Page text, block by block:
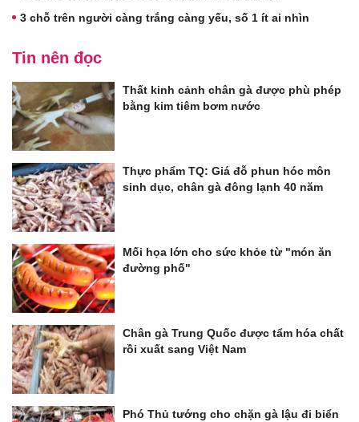
3 chỗ trên người càng trắng càng yếu, số 1 ít ai nhìn
Tin nên đọc
Thất kinh cảnh chân gà được phù phép
bằng kim tiêm bơm nước
Thực phẩm TQ: Giá đỗ phun hóc môn
sinh dục, chân gà đông lạnh 40 năm
Mối họa lớn cho sức khỏe từ "món ăn
đường phố"
Chân gà Trung Quốc được tẩm hóa chất
rồi xuất sang Việt Nam
Phó Thủ tướng cho chặn gà lậu đi biển